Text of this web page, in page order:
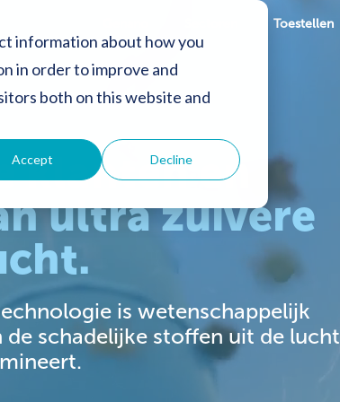
information about how you
in order to improve and
both on this website and
Accept Decline
Toestellen
klanten en
ultra zuivere
is wetenschappelijk
de schadelijke stoffen uit de lucht